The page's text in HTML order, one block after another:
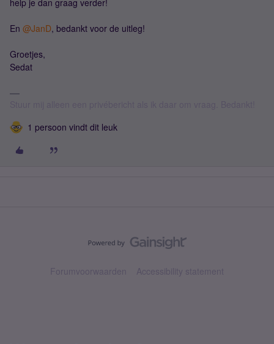
help je dan graag verder!
En ​ @JanD, bedankt voor de uitleg!
Groetjes,
Sedat
1 persoon vindt dit leuk
Forumvoorwaarden Accessibility statement